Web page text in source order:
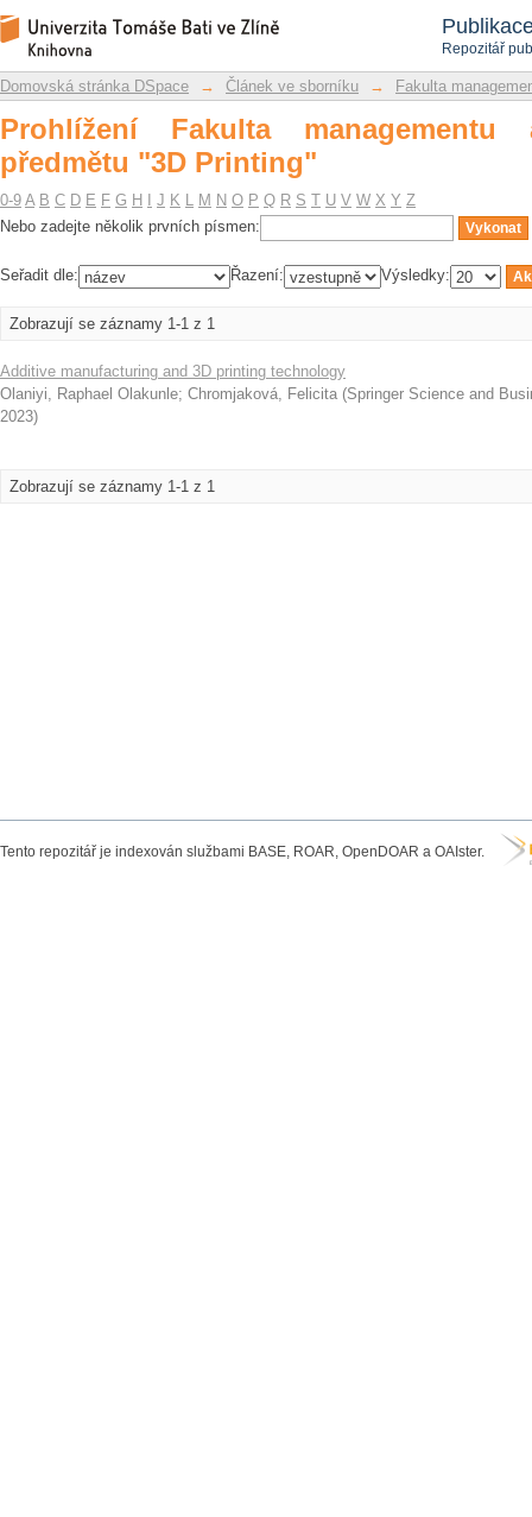
Repozitář
Prohlížení Fakulta managementu a
Repozitář DSpace/Manakin
Domovská stránka DSpace → Článek ve sborníku → Fakulta
Prohlížení Fakulta
předmětu "3D Printing"
0-9 A B C D E F G H J K L M N O P Q R S T U V W X Y Z
Nebo zadejte několik prvních písmen:
Seřadit dle: Řazení: Výsledky:
Zobrazují se záznamy 1-1 z 1
Additive manufacturing and 3D printing technology
Olaniyi, Raphael Olakunle; Chromjaková, Felicita (Springer Science and
2023)
Zobrazují se záznamy 1-1 z 1
Tento repozitář je indexován službami BASE, ROAR, OpenDOAR a OAIster.